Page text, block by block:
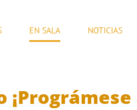
EN SALA NOTICIAS